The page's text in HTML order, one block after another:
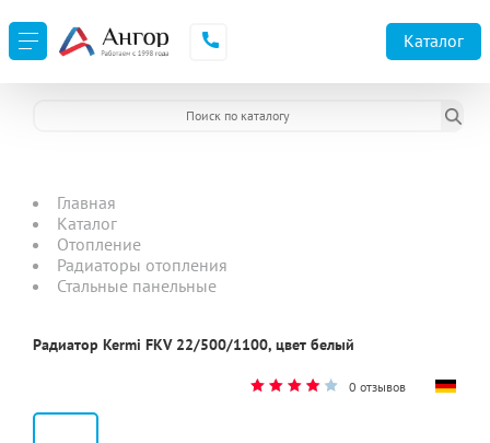
Каталог
Главная
Каталог
Отопление
Радиаторы отопления
Стальные панельные
Радиатор Kermi FKV 22/500/1100, цвет белый
0 отзывов